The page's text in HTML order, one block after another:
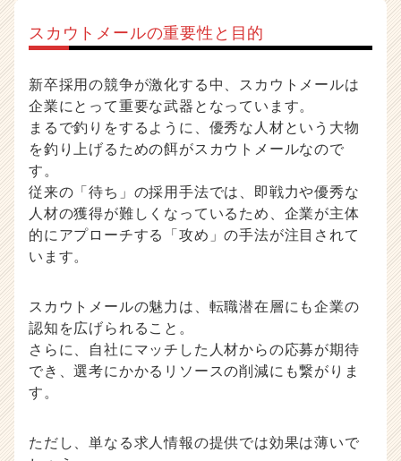
ハ
ウ
事
|
ベ
ン
ャ
ー・
成
長
ら
ス
カ
ウ
く
スカウトメールの重要性と目的
新卒採用の競争が激化する中、スカウトメールは
企業にとって重要な武器となっています。
まるで釣りをするように、優秀な人材という大物
を釣り上げるための餌がスカウトメールなので
す。
従来の「待ち」の採用手法では、即戦力や優秀な
人材の獲得が難しくなっているため、企業が主体
的にアプローチする「攻め」の手法が注目されて
います。
スカウトメールの魅力は、転職潜在層にも企業の
認知を広げられること。
さらに、自社にマッチした人材からの応募が期待
でき、選考にかかるリソースの削減にも繋がりま
す。
ただし、単なる求人情報の提供では効果は薄いで